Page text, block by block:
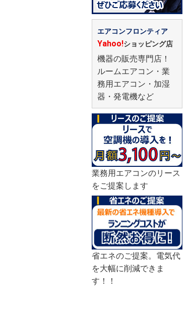
エアコンフロンティア
Yahoo!ショッピング店
機器の販売専門店！
ルームエアコン・業
務用エアコン・加湿
器・発電機など
業務用エアコンのリース
をご提案します
省エネのご提案。電気代
を大幅に削減できま
す！！